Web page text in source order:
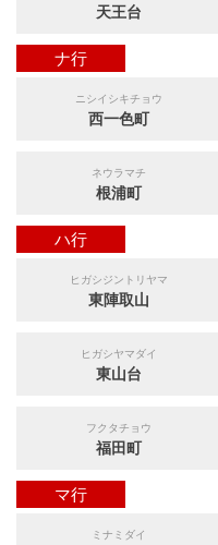
天王台
ナ行
ニシイシキチョウ
西一色町
ネウラマチ
根浦町
ハ行
ヒガシジントリヤマ
東陣取山
ヒガシヤマダイ
東山台
フクタチョウ
福田町
マ行
ミナミダイ